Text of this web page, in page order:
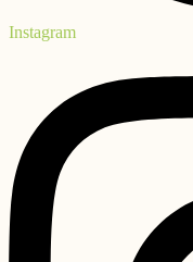
Instagram